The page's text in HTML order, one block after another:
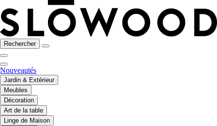
Rechercher
Nouveautés
Jardin & Extérieur
Meubles
Décoration
Art de la table
Linge de Maison